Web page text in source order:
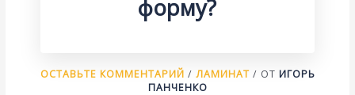
форму?
ОСТАВЬТЕ КОММЕНТАРИЙ / ЛАМИНАТ/ ОТ ИГОРЬ
ПАНЧЕНКО